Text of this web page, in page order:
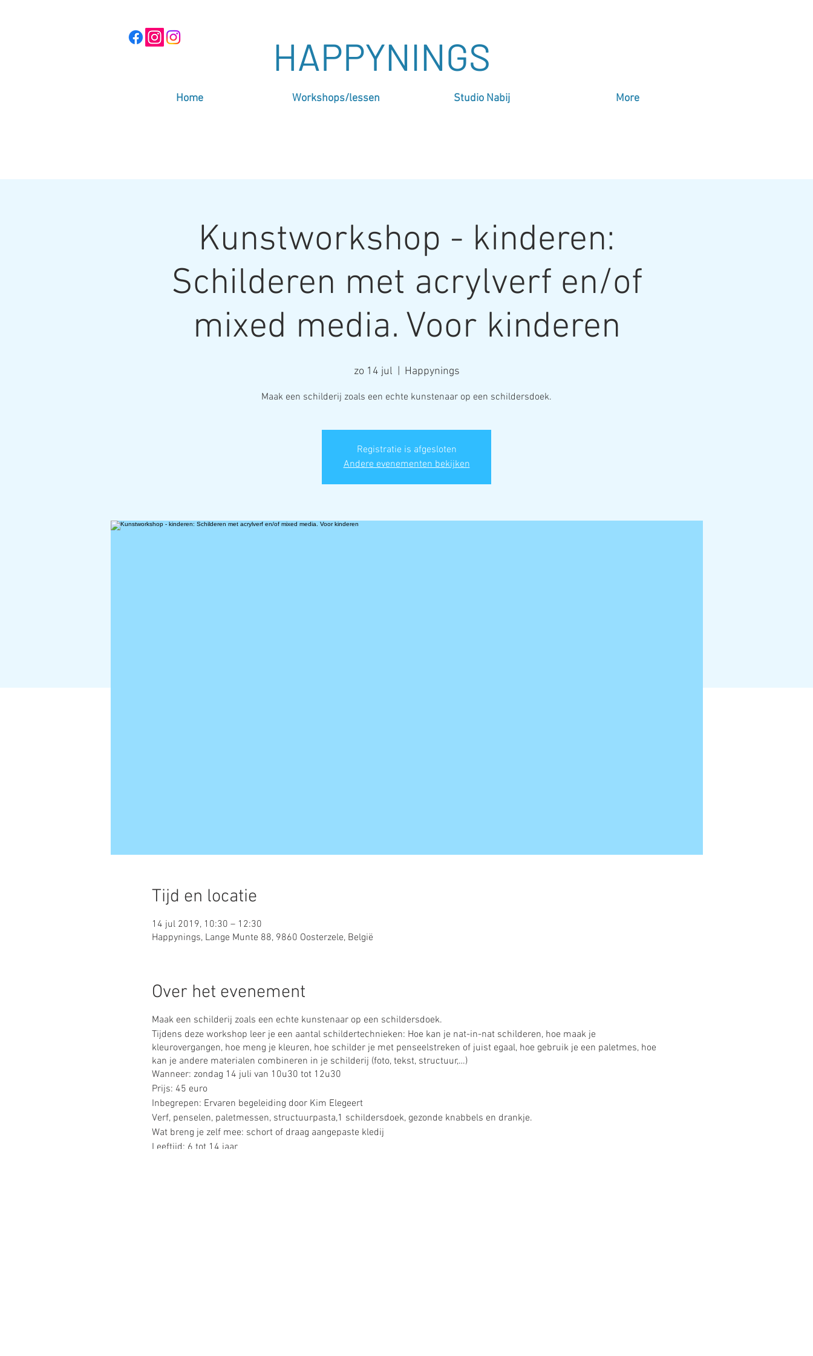
HAPPYNINGS
Home Workshops/lessen Studio Nabij More
Kunstworkshop - kinderen:
Schilderen met acrylverf en/of
mixed media. Voor kinderen
zo 14 jul Happynings
Maak een schilderij zoals een echte kunstenaar op een schildersdoek.
Registratie is afgesloten
Andere evenementen bekijken
Tijd en locatie
14 jul 2019, 10:30 – 12:30
Happynings, Lange Munte 88, 9860 Oosterzele, België
Over het evenement
Maak een schilderij zoals een echte kunstenaar op een schildersdoek.
Tijdens deze workshop leer je een aantal schildertechnieken: Hoe kan je nat-in-nat schilderen, hoe maak je
kleurovergangen, hoe meng je kleuren, hoe schilder je met penseelstreken of juist egaal, hoe gebruik je een paletmes, hoe
kan je andere materialen combineren in je schilderij (foto, tekst, structuur,…)
Wanneer: zondag 14 juli van 10u30 tot 12u30
Prijs: 45 euro
Inbegrepen: Ervaren begeleiding door Kim Elegeert
Verf, penselen, paletmessen, structuurpasta,1 schildersdoek, gezonde knabbels en drankje.
Wat breng je zelf mee: schort of draag aangepaste kledij
Leeftijd: 6 tot 14 jaar